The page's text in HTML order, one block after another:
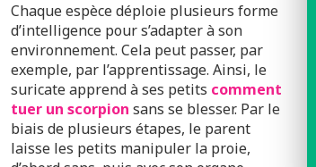
Chaque espèce déploie plusieurs forme
d’intelligence pour s’adapter à son
environnement. Cela peut passer, par
exemple, par l’apprentissage. Ainsi, le
suricateapprend à ses petits comment
tuer un scorpion sans se blesser. Par le
biais de plusieurs étapes, le parent
laisse les petits manipuler la proie,